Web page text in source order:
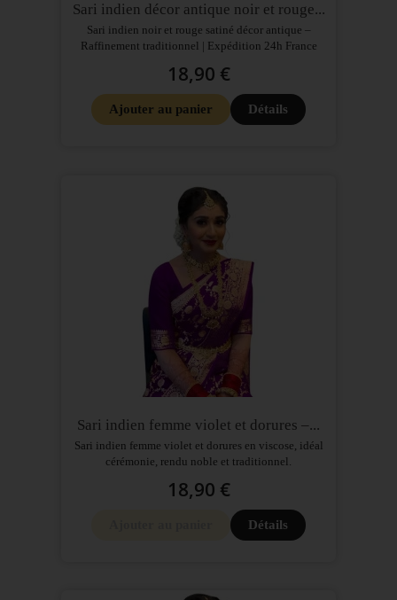
Sari indien décor antique noir et rouge...
Sari indien noir et rouge satiné décor antique –
Raffinement traditionnel | Expédition 24h France
18,90 €
Ajouter au panier Détails
Sari indien femme violet et dorures –...
Sari indien femme violet et dorures en viscose, idéal
cérémonie, rendu noble et traditionnel.
18,90 €
Détails